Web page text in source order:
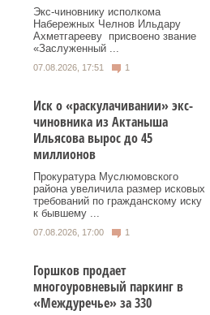
Экс‑чиновнику исполкома
Набережных Челнов Ильдару
Ахметгарееву присвоено звание
«Заслуженный ...
07.08.2026, 17:51 1
Иск о «раскулачивании» экс-
чиновника из Актаныша
Ильясова вырос до 45
миллионов
Прокуратура Муслюмовского
района увеличила размер исковых
требований по гражданскому иску
к бывшему ...
07.08.2026, 17:00 1
Горшков продает
многоуровневый паркинг в
«Междуречье» за 330